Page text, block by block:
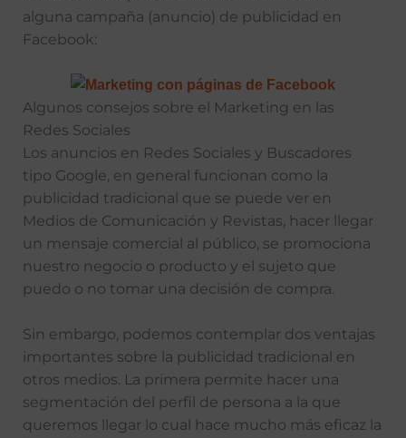
alguna campaña (anuncio) de publicidad en
Facebook:
Algunos consejos sobre el Marketing en las
Redes Sociales
Los anuncios en Redes Sociales y Buscadores
tipo Google, en general funcionan como la
publicidad tradicional que se puede ver en
Medios de Comunicación y Revistas, hacer llegar
un mensaje comercial al público, se promociona
nuestro negocio o producto y el sujeto que
puedo o no tomar una decisión de compra.
Sin embargo, podemos contemplar dos ventajas
importantes sobre la publicidad tradicional en
otros medios. La primera permite hacer una
segmentación del perfil de persona a la que
queremos llegar lo cual hace mucho más eficaz la